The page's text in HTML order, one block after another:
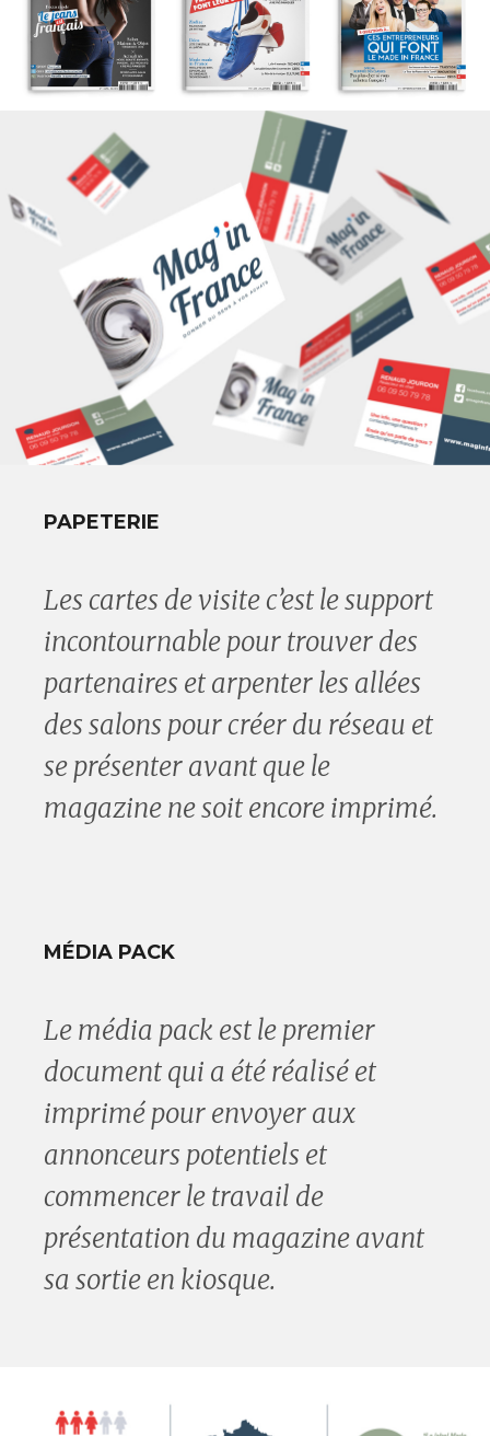
PAPETERIE
Les cartes de visite c’est le support
incontournable pour trouver des
partenaires et arpenter les allées
des salons pour créer du réseau et
se présenter avant que le
magazine ne soit encore imprimé.
MÉDIA PACK
Le média pack est le premier
document qui a été réalisé et
imprimé pour envoyer aux
annonceurs potentiels et
commencer le travail de
présentation du magazine avant
sa sortie en kiosque.